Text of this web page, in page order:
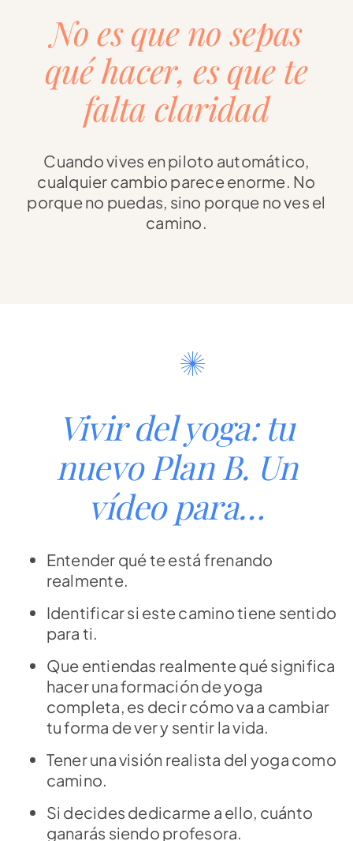
No es que no sepas
qué hacer, es que te
falta claridad
Cuando vives en piloto automático,
cualquier cambio parece enorme. No
porque no puedas, sino porque no ves el
camino.
Vivir del yoga: tu
nuevo Plan B. Un
vídeo para…
Entender qué te está frenando
realmente.
Identificar si este camino tiene sentido
para ti.
Que entiendas realmente qué significa
hacer una formación de yoga
completa, es decir cómo va a cambiar
tu forma de ver y sentir la vida.
Tener una visión realista del yoga como
camino.
Si decides dedicarme a ello, cuánto
ganarás siendo profesora.